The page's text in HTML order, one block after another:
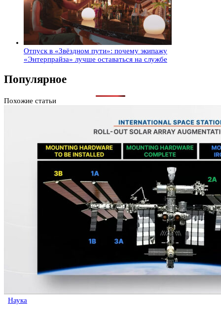
Отпуск в «Звёздном пути»: почему экипажу
«Энтерпрайза» лучше оставаться на службе
Популярное
Похожие статьи
Наука